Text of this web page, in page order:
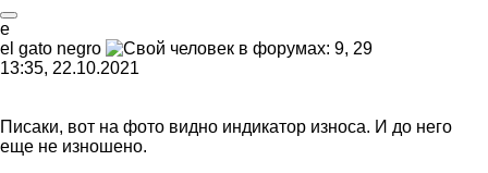
e
el gato negro
13:35, 22.10.2021
Писаки, вот на фото видно индикатор износа. И до него
еще не изношено.